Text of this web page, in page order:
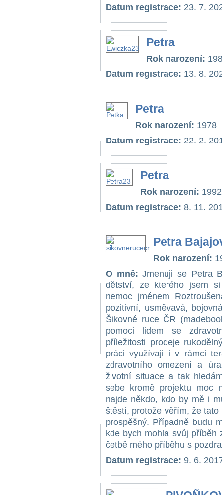
Datum registrace: 23. 7.
Petra
Rok narození:
Datum registrace: 13. 8.
Petra
Rok narození: 1978
Datum registrace: 22. 2.
Petra
Rok narození: 1992
Datum registrace: 8. 11.
Petra
Rok narození:
O mně: Jmenuji se Petra
dětství, ze kterého jsem si
nemoc jménem
pozitivní, usměvavá,
Šikovné ruce ČR
pomoci lidem se
příležitosti prodeje
práci využívaji i v rámci
zdravotního omezení a
životní situace a tak
sebe kromě projektu moc
najde někdo, kdo by mě i
štěstí, protože věřím, že
prospěšný. Případně budu
kde bych mohla svůj příběh
četbě mého příběhu s
Datum registrace: 9. 6.